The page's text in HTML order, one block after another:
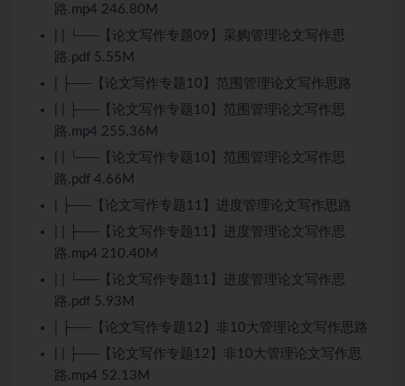
路.mp4 246.80M
| | └──【论文写作专题09】采购管理论文写作思
路.pdf 5.55M
| ├──【论文写作专题10】范围管理论文写作思路
| | ├──【论文写作专题10】范围管理论文写作思
路.mp4 255.36M
| | └──【论文写作专题10】范围管理论文写作思
路.pdf 4.66M
| ├──【论文写作专题11】进度管理论文写作思路
| | ├──【论文写作专题11】进度管理论文写作思
路.mp4 210.40M
| | └──【论文写作专题11】进度管理论文写作思
路.pdf 5.93M
| ├──【论文写作专题12】非10大管理论文写作思路
| | ├──【论文写作专题12】非10大管理论文写作思
路.mp4 52.13M